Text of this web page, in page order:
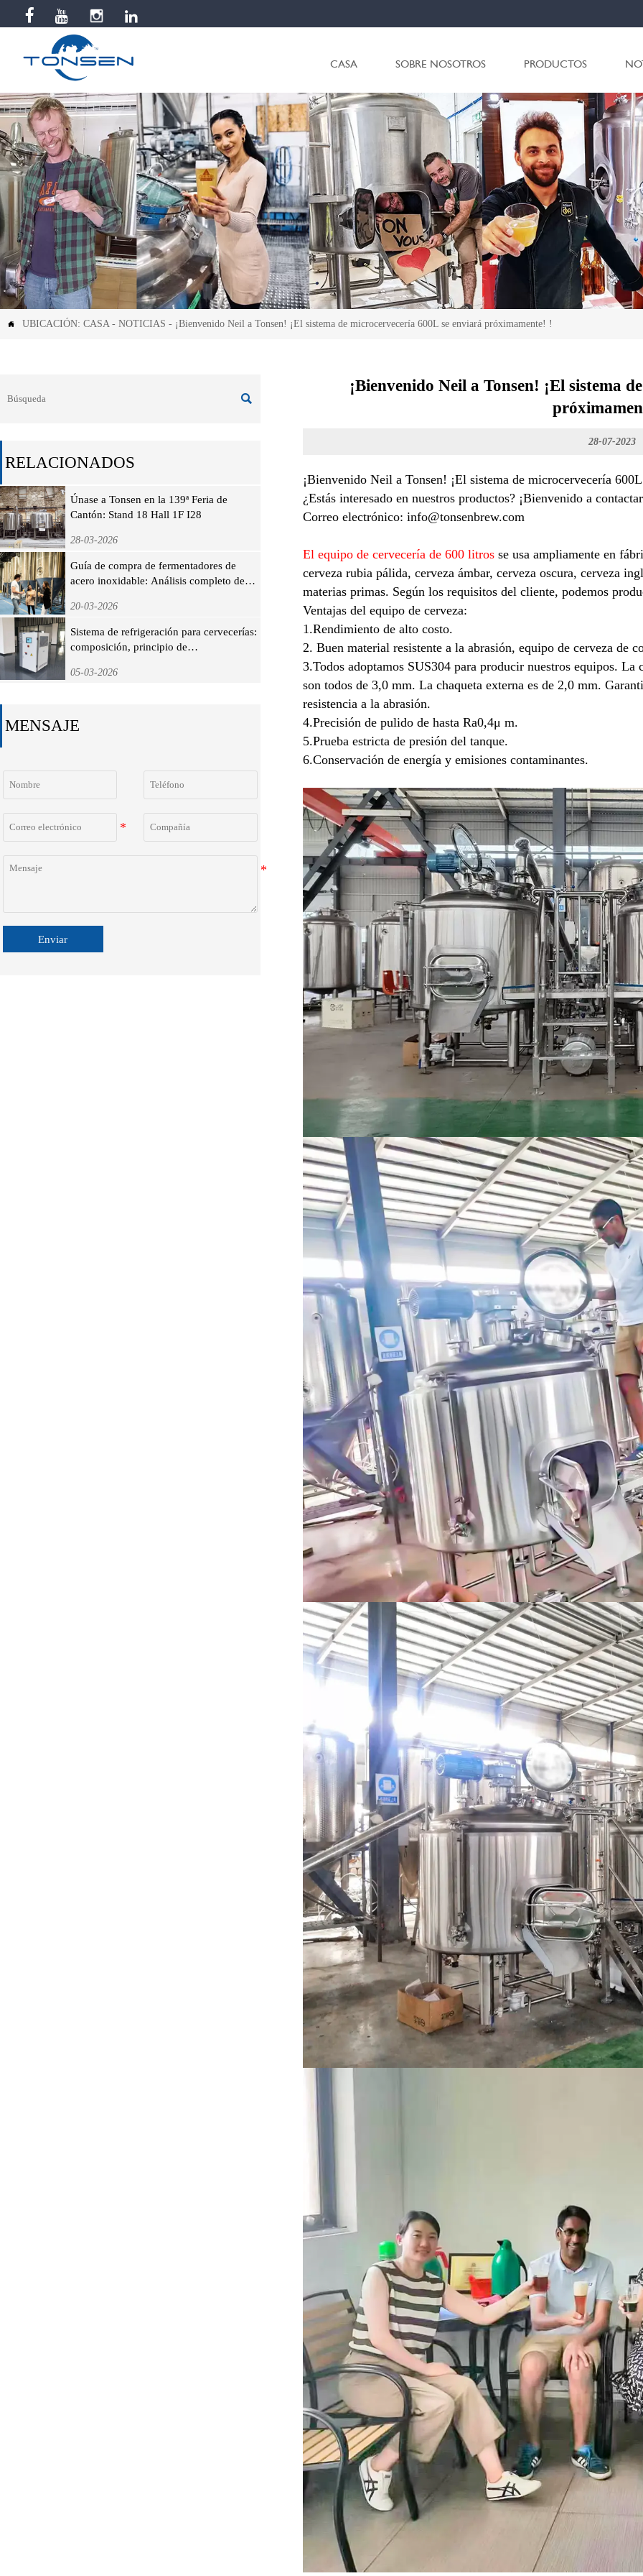
  
CASA SOBRE NOSOTROS PRODUCTOS
 UBICACIÓN: CASA- NOTICIAS - ¡Bienvenido Neil a Tonsen! ¡El sistema de microcervecería 600L se enviará próximamente! !

RELACIONADOS
Únase a Tonsen en la 139ª Feria de
Cantón: Stand 18 Hall 1F I28
28-03-2026
Guía de compra de fermentadores de
acero inoxidable: Análisis completo de
fabricantes
20-03-2026
Sistema de refrigeración para cervecerías:
composición, principio de
05-03-2026
MENSAJE
Enviar
¡Bienvenido Neil a Tonsen! ¡El sistema
28-07-2023
¡Bienvenido Neil a Tonsen! ¡El sistema de microcervecería
¿Estás interesado en nuestros productos? ¡Bienvenido a
Correo electrónico: info@tonsenbrew.com
El equipo de cervecería de 600 litrosse usa ampliamente en
cerveza rubia pálida, cerveza ámbar, cerveza oscura, cerveza
materias primas. Según los requisitos del cliente, podemos
Ventajas del equipo de cerveza:
1.Rendimiento de alto costo.
2. Buen material resistente a la abrasión, equipo de cerveza de
3.Todos adoptamos SUS304 para producir nuestros equipos.
son todos de 3,0 mm. La chaqueta externa es de 2,0 mm.
resistencia a la abrasión.
4.Precisión de pulido de hasta Ra0,4μ m.
5.Prueba estricta de presión del tanque.
6.Conservación de energía y emisiones contaminantes.